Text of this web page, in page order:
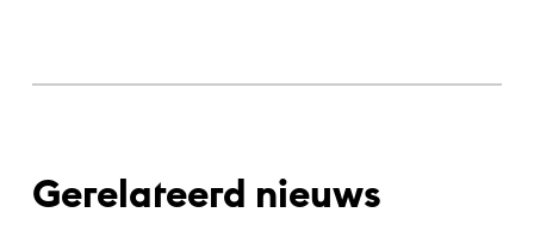
Gerelateerd nieuws